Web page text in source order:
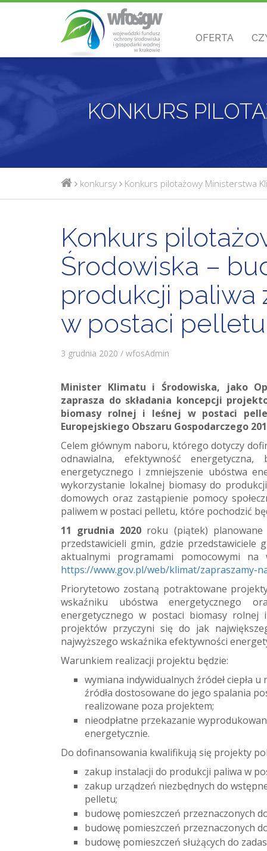
OFERTA
konkursy Konkurs pilotażowy Ministerstwa
Konkurs
Środowiska –
produkcji paliwa
w postaci pelletu
3 grudnia 2020 / wfosAdmin
Minister Klimatu i Środowiska, jako
zaprasza do składania koncepcji
biomasy rolnej i leśnej w postaci
Europejskiego Obszaru Gospodarczego
Celem głównym naboru, którego dotyczy
odnawialna, efektywność energetyczna,
energetycznego i zmniejszenie ubóstwa
wykorzystanie lokalnej biomasy do
domowych oraz zastąpienie pomocy
paliwem w postaci pelletu, które pochodzić
11 grudnia 2020 roku (piątek) planowane
przedstawicieli gmin, gdzie
aktualnymi programami pomocowymi na
https://www.gov.pl/web/klimat/zapraszamy-
Priorytetowo zostaną potraktowane
wskaźniku ubóstwa energetycznego
energetycznego w postaci biomasy rolnej
projektów przyczyni się do jak
najwyższego wskaźnika efektywności
Warunkiem realizacji projektu będzie:
wymiana indywidualnych źródeł ciepła
źródła dostosowane do jego spalania
realizowane poza projektem;
nieodpłatne przekazanie
energetycznie.
Do dofinansowania kwalifikują się projekty
zakup instalacji do produkcji paliwa w
zakup urządzeń niezbędnych do
pelletu;
budowę pomieszczeń przeznaczonych
budowę pomieszczeń przeznaczonych
budowę pomieszczeń służących do